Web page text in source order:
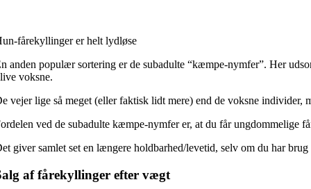
fårekyllinger er helt lydløse
anden populær sortering er de subadulte “kæmpe-nymfer”. Her
voksne.
vejer lige så meget (eller faktisk lidt mere) end de voksne individer,
ved de subadulte kæmpe-nymfer er, at du får ungdommelige
giver samlet set en længere holdbarhed/levetid, selv om du har
af fårekyllinger efter vægt